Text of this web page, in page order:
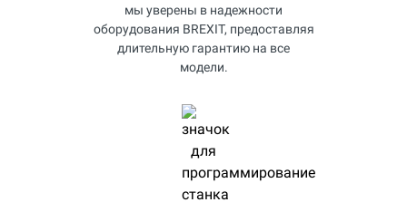
мы уверены в надежности
оборудования BREXIT, предоставляя
длительную гарантию на все
модели.